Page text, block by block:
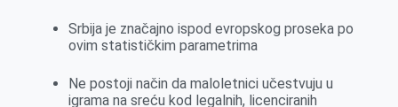
Srbija je značajno ispod evropskog proseka po
ovim statističkim parametrima
Ne postoji način da maloletnici učestvuju u
igrama na sreću kod legalnih, licenciranih